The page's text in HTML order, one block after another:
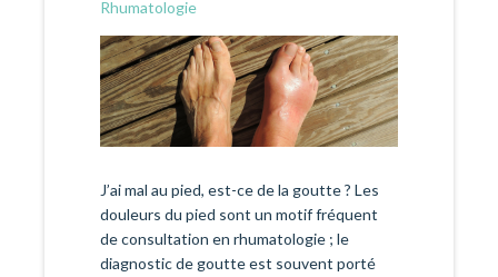
Rhumatologie
J’ai mal au pied, est-ce de la goutte ? Les
douleurs du pied sont un motif fréquent
de consultation en rhumatologie ; le
diagnostic de goutte est souvent porté